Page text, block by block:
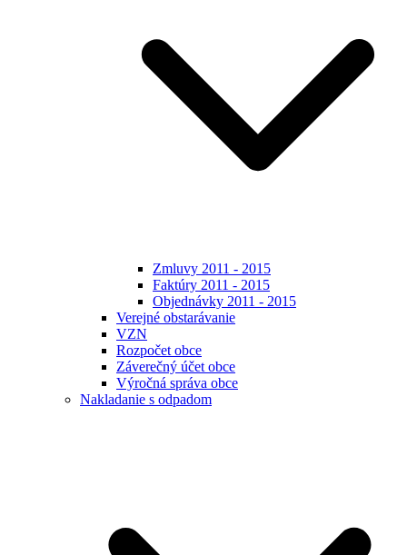
Zmluvy 2011 - 2015
Faktúry 2011 - 2015
Objednávky 2011 - 2015
Verejné obstarávanie
VZN
Rozpočet obce
Záverečný účet obce
Výročná správa obce
Nakladanie s odpadom